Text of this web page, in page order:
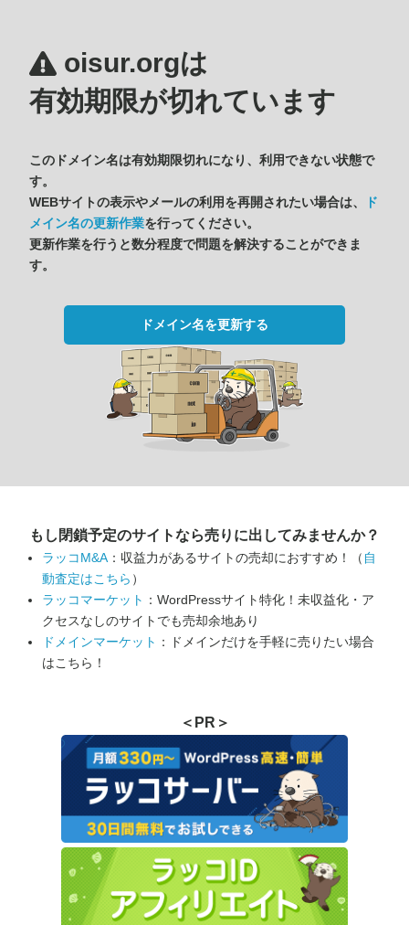
oisur.orgは
有効期限が切れています
このドメイン名は有効期限切れになり、利用できない状態で
す。
WEBサイトの表示やメールの利用を再開されたい場合は、
ド
メイン名の更新作業を行ってください。
更新作業を行うと数分程度で問題を解決することができま
す。
ドメイン名を更新する
もし閉鎖予定のサイトなら売りに出してみませんか？
ラッコM&A ：収益力があるサイトの売却におすすめ！（ 自
動査定はこちら ）
ラッコマーケット ：WordPressサイト特化！未収益化・ア
クセスなしのサイトでも売却余地あり
ドメインマーケット ：ドメインだけを手軽に売りたい場合
はこちら！
＜PR＞